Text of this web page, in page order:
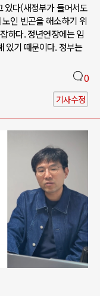
있다(새정부가 들어서도
인 빈곤을 해소하기 위
하다. 정년연장에는 임
있기 때문이다. 정부는
0
기사수정